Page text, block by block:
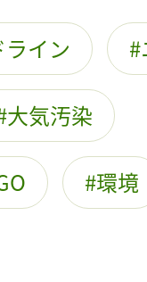
イン
大気汚染
環境